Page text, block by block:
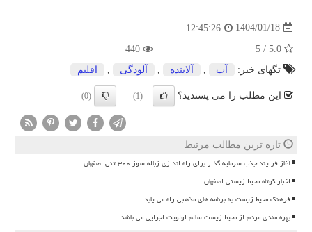
1404/01/18
12:45:26
تگهای خبر:
آب آلاینده آلودگی اقلیم
این مطلب را می پسندید؟ (1)
(0)
تازه ترین مطالب مرتبط
آغاز فرایند جذب سرمایه گذار برای راه اندازی زباله سوز ۳۰۰ تنی اصفهان
اخبار کوتاه محیط زیستی اصفهان
فرهنگ محیط زیست به برنامه های مذهبی راه می یابد
بهره مندی مردم از محیط زیست سالم اولویت اجرایی می باشد